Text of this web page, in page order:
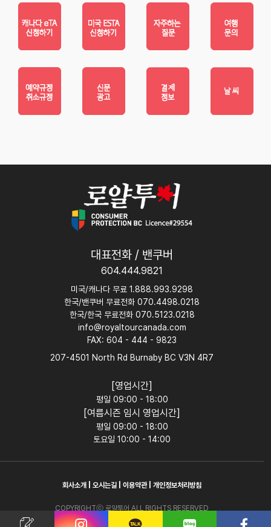
대표전화 / 밴쿠버
604.444.9821
미국/캐나다 무료 1.888.993.9298
한국/밴쿠버 무료전화 070.4498.0218
한국/한국 무료전화 070.5123.0218
info@royaltourcanada.com
FAX: 604 - 444 - 9823
207-4501 North Rd Burnaby BC V3N 4R7
[영업시간]
평일 09:00 - 18:00
[여름시즌 임시 영업시간]
평일 09:00 - 18:00
토요일 10:00 - 14:00
회사소개 오시는길 이용약관| 개인정보처리방침
COPYRIGHTⓒ 로얄투어 ALL RIGHTS RESERVED